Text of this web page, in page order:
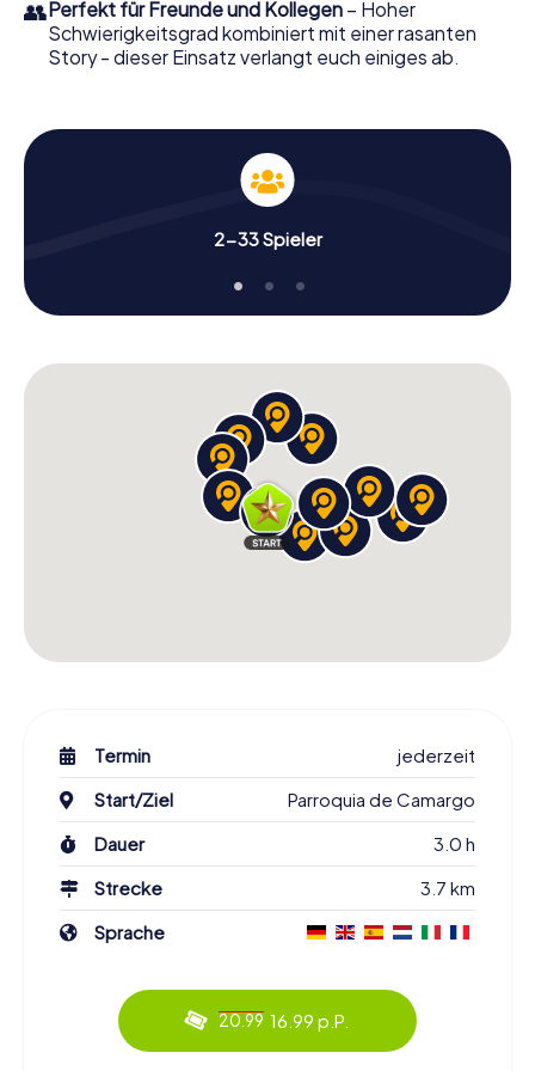
👥Perfekt für Freunde und Kollegen – Hoher
Schwierigkeitsgrad kombiniert mit einer rasanten
Story - dieser Einsatz verlangt euch einiges ab.
2-33 Spieler
Termin
jederzeit
Start/Ziel
Parroquia de Camargo
Dauer
3.0 h
Strecke
3.7 km
Sprache
20.99 16.99 p.P.